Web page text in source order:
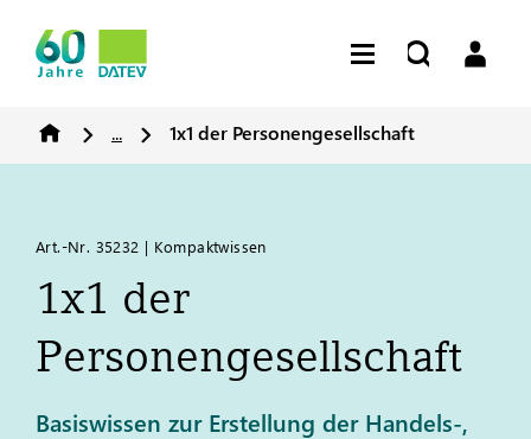
... 1x1 der Personengesellschaft
Art.-Nr. 35232 | Kompaktwissen
1x1 der
Personengesellschaft
Basiswissen zur Erstellung der Handels-,